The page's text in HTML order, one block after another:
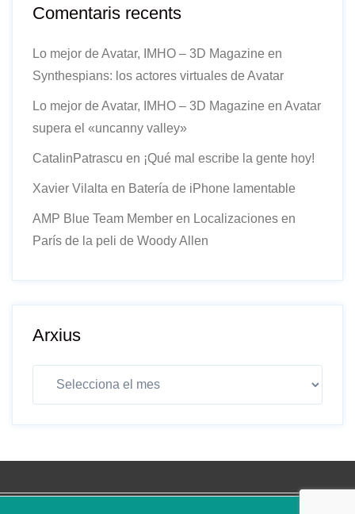
Comentaris recents
Lo mejor de Avatar, IMHO – 3D Magazine en
Synthespians: los actores virtuales de Avatar
Lo mejor de Avatar, IMHO – 3D Magazine en Avatar
supera el «uncanny valley»
CatalinPatrascu en ¡Qué mal escribe la gente hoy!
Xavier Vilalta en Batería de iPhone lamentable
AMP Blue Team Member en Localizaciones en
París de la peli de Woody Allen
Arxius